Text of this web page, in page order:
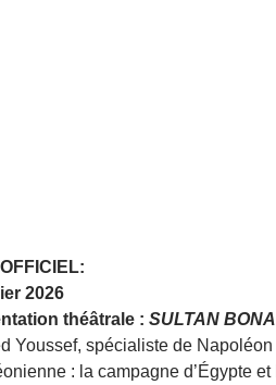
2026
théâtrale : SULTAN
Youssef, spécialiste de
: la campagne d’Égypte